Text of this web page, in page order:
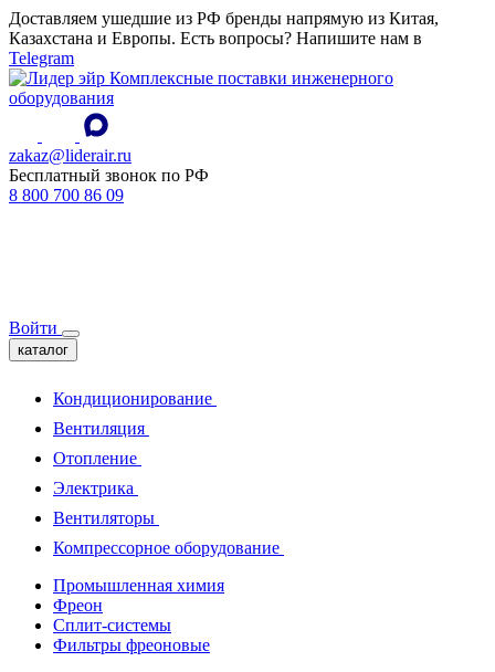
Доставляем ушедшие из РФ бренды напрямую из Китая,
Казахстана и Европы. Есть вопросы? Напишите нам в
Telegram
Комплексные поставки инженерного
оборудования
zakaz@liderair.ru
Бесплатный звонок по РФ
8 800 700 86 09
Войти
каталог
Кондиционирование
Вентиляция
Отопление
Электрика
Вентиляторы
Компрессорное оборудование
Промышленная химия
Фреон
Сплит-системы
Фильтры фреоновые